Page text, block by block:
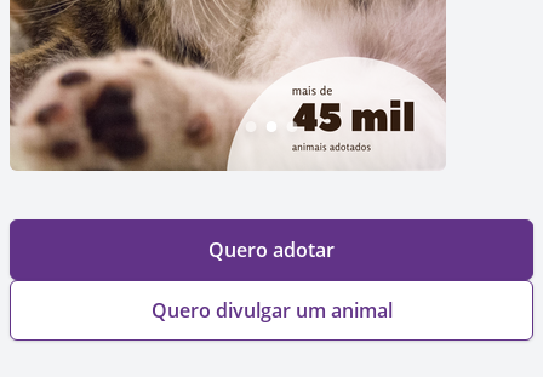
Quero adotar
Quero divulgar um animal